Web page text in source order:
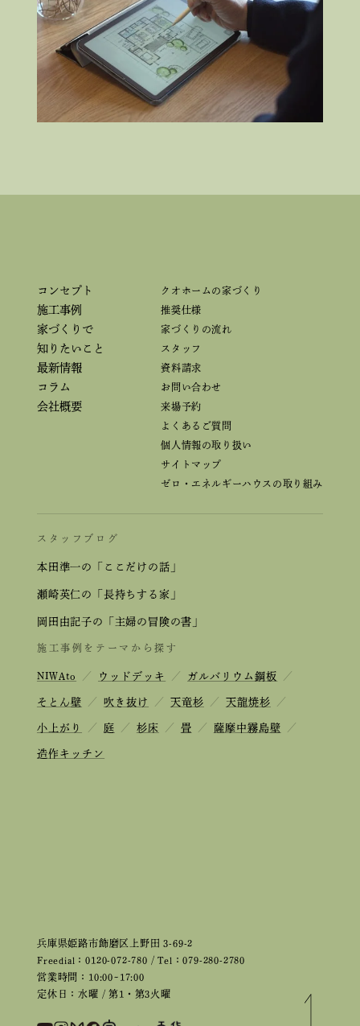
兵庫県姫路市飾磨区上野田 3-69-2
Freedial：0120-072-780 / Tel：079-280-2780
営業時間：10:00~17:00
定休日：水曜 / 第1・第3火曜
コンセプト
施工事例
家づくりで
知りたいこと
最新情報
コラム
会社概要
クオホームの家づくり
推奨仕様
家づくりの流れ
スタッフ
資料請求
お問い合わせ
来場予約
よくあるご質問
個人情報の取り扱い
サイトマップ
ゼロ・エネルギーハウスの取り組み
スタッフブログ
本田準一の「ここだけの話」
瀬崎英仁の「長持ちする家」
岡田由記子の「主婦の冒険の書」
施工事例をテーマから探す
NIWAto ／ ウッドデッキ ／ ガルバリウム鋼板 ／
そとん壁 ／ 吹き抜け ／ 天竜杉 ／ 天龍焼杉 ／
小上がり ／ 庭 ／ 杉床 ／ 畳 ／ 薩摩中霧島壁 ／
造作キッチン